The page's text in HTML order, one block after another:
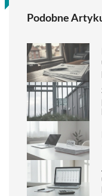
Podobne